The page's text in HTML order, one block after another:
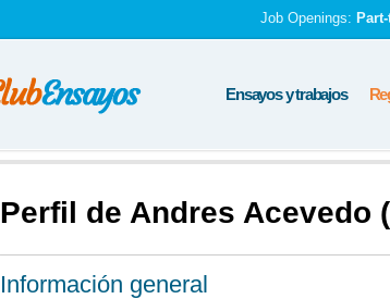
Job Openings:
Ensayos y trabajos
Perfil de Andres Acevedo
Información general